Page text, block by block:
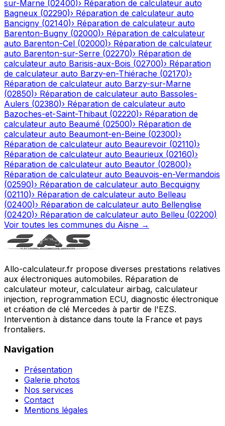
sur-Marne (02400)› Réparation de calculateur auto
Bagneux (02290)› Réparation de calculateur auto
Bancigny (02140)› Réparation de calculateur auto
Barenton-Bugny (02000)› Réparation de calculateur
auto Barenton-Cel (02000)› Réparation de calculateur
auto Barenton-sur-Serre (02270)› Réparation de
calculateur auto Barisis-aux-Bois (02700)› Réparation
de calculateur auto Barzy-en-Thiérache (02170)›
Réparation de calculateur auto Barzy-sur-Marne
(02850)› Réparation de calculateur auto Bassoles-
Aulers (02380)› Réparation de calculateur auto
Bazoches-et-Saint-Thibaut (02220)› Réparation de
calculateur auto Beaumé (02500)› Réparation de
calculateur auto Beaumont-en-Beine (02300)›
Réparation de calculateur auto Beaurevoir (02110)›
Réparation de calculateur auto Beaurieux (02160)›
Réparation de calculateur auto Beautor (02800)›
Réparation de calculateur auto Beauvois-en-Vermandois
(02590)› Réparation de calculateur auto Becquigny
(02110)› Réparation de calculateur auto Belleau
(02400)› Réparation de calculateur auto Bellenglise
(02420)› Réparation de calculateur auto Belleu (02200)
Voir toutes les communes du Aisne →
Allo-calculateur.fr propose diverses prestations relatives
aux électroniques automobiles. Réparation de
calculateur moteur, calculateur airbag, calculateur
injection, reprogrammation ECU, diagnostic électronique
et création de clé Mercedes à partir de l'EZS.
Intervention à distance dans toute la France et pays
frontaliers.
Navigation
Présentation
Galerie photos
Nos services
Contact
Mentions légales